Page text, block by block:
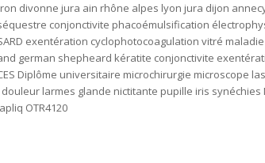
divonne jura ain rhône alpes lyon jura dijon
conjonctivite phacoémulsification
exentération cyclophotocoagulation vitré
german shepheard kératite conjonctivite
Diplôme universitaire microchirurgie microscope
larmes glande nictitante pupille iris synéchies
OTR4120